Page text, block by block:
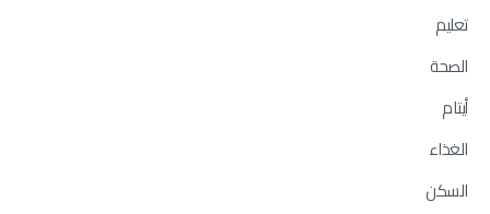
تعليم
الصحة
أيتام
الغذاء
السكن